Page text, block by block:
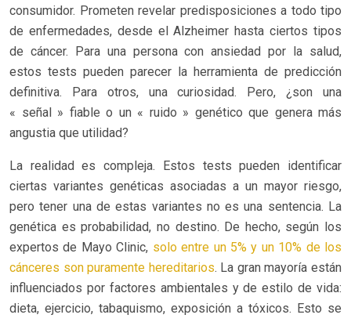
consumidor. Prometen revelar predisposiciones a todo tipo
de enfermedades, desde el Alzheimer hasta ciertos tipos
de cáncer. Para una persona con ansiedad por la salud,
estos tests pueden parecer la herramienta de predicción
definitiva. Para otros, una curiosidad. Pero, ¿son una
« señal » fiable o un « ruido » genético que genera más
angustia que utilidad?
La realidad es compleja. Estos tests pueden identificar
ciertas variantes genéticas asociadas a un mayor riesgo,
pero tener una de estas variantes no es una sentencia. La
genética es probabilidad, no destino. De hecho, según los
expertos de Mayo Clinic, solo entre un 5% y un 10% de los
cánceres son puramente hereditarios. La gran mayoría están
influenciados por factores ambientales y de estilo de vida:
dieta, ejercicio, tabaquismo, exposición a tóxicos. Esto se